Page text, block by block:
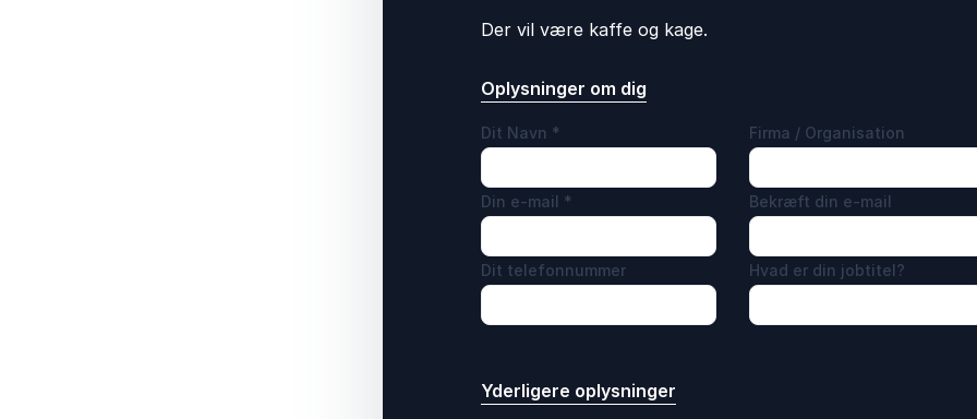
Der vil være kaffe og kage.
Oplysninger om dig
Dit Navn *
Din e-mail *
Dit telefonnummer
Firma / Organisation
Bekræft din e-mail
Hvad er din jobtitel?
Yderligere oplysninger